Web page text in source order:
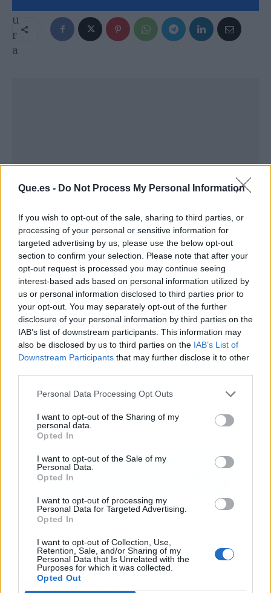
Que.es - Do Not Process My Personal Information
If you wish to opt-out of the sale, sharing to third parties, or
processing of your personal or sensitive information for
targeted advertising by us, please use the below opt-out
section to confirm your selection. Please note that after your
opt-out request is processed you may continue seeing
interest-based ads based on personal information utilized by
us or personal information disclosed to third parties prior to
your opt-out. You may separately opt-out of the further
disclosure of your personal information by third parties on the
IAB’s list of downstream participants. This information may
also be disclosed by us to third parties on the IAB’s List of
Downstream Participants that may further disclose it to other
Personal Data Processing Opt Outs
I want to opt-out of the Sharing of my
personal data.
Opted In
I want to opt-out of the Sale of my
Personal Data.
Opted In
I want to opt-out of processing my
Personal Data for Targeted Advertising.
Opted In
I want to opt-out of Collection, Use,
Retention, Sale, and/or Sharing of my
Personal Data that Is Unrelated with the
Purposes for which it was collected.
Opted Out
Publicidad
Los más vistos